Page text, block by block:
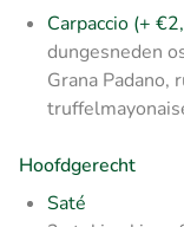
Carpaccio (+
dungesneden
Grana Padano,
Hoofdgerecht
Saté